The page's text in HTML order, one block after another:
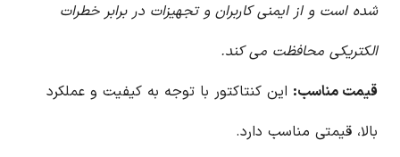
شده است و از ایمنی کاربران و تجهیزات در برابر خطرات
الکتریکی محافظت می کند.
قیمت مناسب: این کنتاکتور با توجه به کیفیت و عملکرد
بالا، قیمتی مناسب دارد.